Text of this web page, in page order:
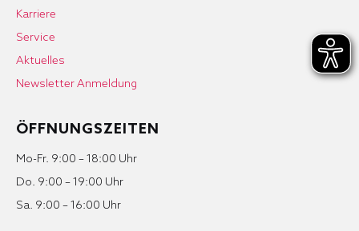
Karriere
Service
Aktuelles
Newsletter Anmeldung
ÖFFNUNGSZEITEN
Mo-Fr. 9:00 – 18:00 Uhr
Do. 9:00 – 19:00 Uhr
Sa. 9:00 – 16:00 Uhr